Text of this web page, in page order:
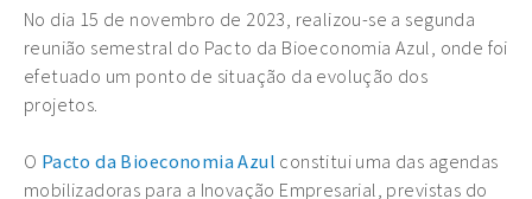
No dia 15 de novembro de 2023, realizou-se a segunda
reunião semestral do Pacto da Bioeconomia Azul, onde foi
efetuado um ponto de situação da evolução dos
projetos.
O Pacto da Bioeconomia Azul constitui uma das agendas
mobilizadoras para a Inovação Empresarial, previstas do